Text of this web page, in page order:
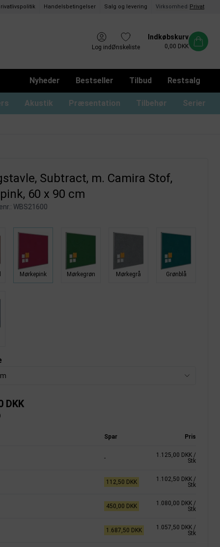
Handelsbetingelser Salg og levering Virksomhed Privat
Log ind Ønskeliste
Indkøbskurv
0,00 DKK
Nyheder Bestseller Tilbud Restsalg
Akustik Præsentation Tilbehør Serier
Subtract, m. Camira Stof,
60 x 90 cm
WBS21600
Mørkepink Mørkegrøn Mørkegrå Grønblå
DKK
Spar Pris
- 1.125,00 DKK /
Stk
112,50 DKK 1.102,50 DKK /
Stk
450,00 DKK 1.080,00 DKK /
Stk
1.687,50 DKK 1.057,50 DKK /
Stk